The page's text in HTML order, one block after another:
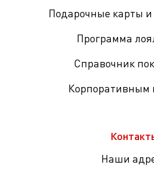
Подарочные карты
Программа
Справочник
Корпоративным
Наши